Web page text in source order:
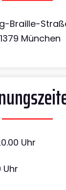
Braille-
München
Uhr
Uhr